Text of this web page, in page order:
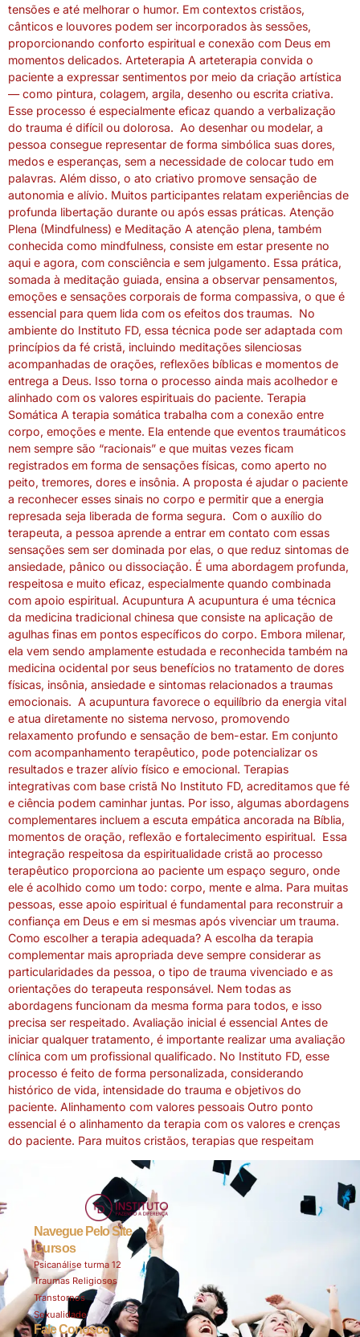
tensões e até melhorar o humor. Em contextos cristãos,
cânticos e louvores podem ser incorporados às sessões,
proporcionando conforto espiritual e conexão com Deus em
momentos delicados. Arteterapia A arteterapia convida o
paciente a expressar sentimentos por meio da criação artística
— como pintura, colagem, argila, desenho ou escrita criativa.
Esse processo é especialmente eficaz quando a verbalização
do trauma é difícil ou dolorosa. Ao desenhar ou modelar, a
pessoa consegue representar de forma simbólica suas dores,
medos e esperanças, sem a necessidade de colocar tudo em
palavras. Além disso, o ato criativo promove sensação de
autonomia e alívio. Muitos participantes relatam experiências de
profunda libertação durante ou após essas práticas. Atenção
Plena (Mindfulness) e Meditação A atenção plena, também
conhecida como mindfulness, consiste em estar presente no
aqui e agora, com consciência e sem julgamento. Essa prática,
somada à meditação guiada, ensina a observar pensamentos,
emoções e sensações corporais de forma compassiva, o que é
essencial para quem lida com os efeitos dos traumas. No
ambiente do Instituto FD, essa técnica pode ser adaptada com
princípios da fé cristã, incluindo meditações silenciosas
acompanhadas de orações, reflexões bíblicas e momentos de
entrega a Deus. Isso torna o processo ainda mais acolhedor e
alinhado com os valores espirituais do paciente. Terapia
Somática A terapia somática trabalha com a conexão entre
corpo, emoções e mente. Ela entende que eventos traumáticos
nem sempre são “racionais” e que muitas vezes ficam
registrados em forma de sensações físicas, como aperto no
peito, tremores, dores e insônia. A proposta é ajudar o paciente
a reconhecer esses sinais no corpo e permitir que a energia
represada seja liberada de forma segura. Com o auxílio do
terapeuta, a pessoa aprende a entrar em contato com essas
sensações sem ser dominada por elas, o que reduz sintomas de
ansiedade, pânico ou dissociação. É uma abordagem profunda,
respeitosa e muito eficaz, especialmente quando combinada
com apoio espiritual. Acupuntura A acupuntura é uma técnica
da medicina tradicional chinesa que consiste na aplicação de
agulhas finas em pontos específicos do corpo. Embora milenar,
ela vem sendo amplamente estudada e reconhecida também na
medicina ocidental por seus benefícios no tratamento de dores
físicas, insônia, ansiedade e sintomas relacionados a traumas
emocionais. A acupuntura favorece o equilíbrio da energia vital
e atua diretamente no sistema nervoso, promovendo
relaxamento profundo e sensação de bem-estar. Em conjunto
com acompanhamento terapêutico, pode potencializar os
resultados e trazer alívio físico e emocional. Terapias
integrativas com base cristã No Instituto FD, acreditamos que fé
e ciência podem caminhar juntas. Por isso, algumas abordagens
complementares incluem a escuta empática ancorada na Bíblia,
momentos de oração, reflexão e fortalecimento espiritual. Essa
integração respeitosa da espiritualidade cristã ao processo
terapêutico proporciona ao paciente um espaço seguro, onde
ele é acolhido como um todo: corpo, mente e alma. Para muitas
pessoas, esse apoio espiritual é fundamental para reconstruir a
confiança em Deus e em si mesmas após vivenciar um trauma.
Como escolher a terapia adequada? A escolha da terapia
complementar mais apropriada deve sempre considerar as
particularidades da pessoa, o tipo de trauma vivenciado e as
orientações do terapeuta responsável. Nem todas as
abordagens funcionam da mesma forma para todos, e isso
precisa ser respeitado. Avaliação inicial é essencial Antes de
iniciar qualquer tratamento, é importante realizar uma avaliação
clínica com um profissional qualificado. No Instituto FD, esse
processo é feito de forma personalizada, considerando
histórico de vida, intensidade do trauma e objetivos do
paciente. Alinhamento com valores pessoais Outro ponto
essencial é o alinhamento da terapia com os valores e crenças
do paciente. Para muitos cristãos, terapias que respeitam
Navegue Pelo Site
Cursos
Psicanálise turma 12
Traumas Religiosos
Transtornos
Sexualidade
Fale Conosco